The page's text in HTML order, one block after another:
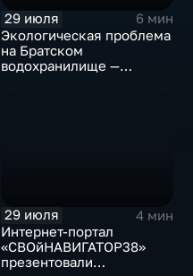
29 июля
6 мин
Экологическая проблема
на Братском
водохранилище —
29 июля
4 мин
Интернет-портал
«СВОйНАВИГАТОР38»
презентовали